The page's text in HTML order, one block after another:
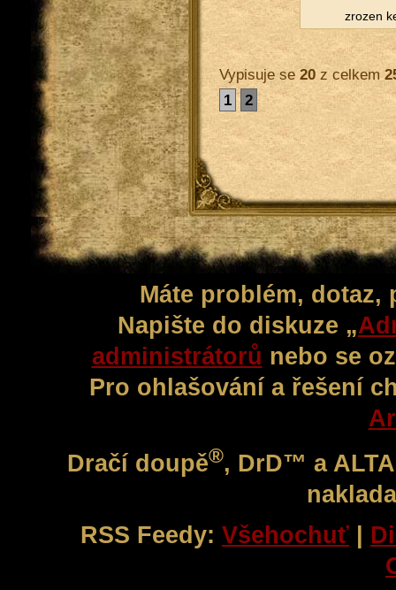
zro­zen
Vypisuje se 20z celkem
1
2
Máte problém,
Napište do diskuze „
administrátorů nebo se
Pro ohlašování a řešení
Dračí doupě®, DrD™ a
RSS Feedy: Všehochuť |